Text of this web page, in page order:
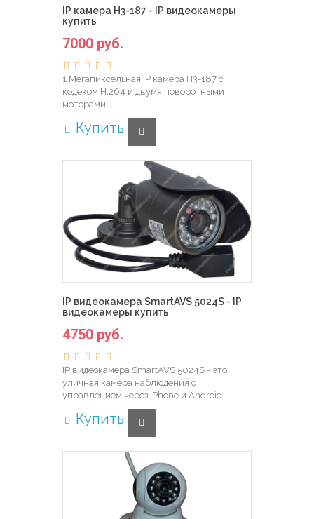
IP камера H3-187 - IP видеокамеры
купить
7000 руб.
1 Мегапиксельная IP камера H3-187 с
кодеком H.264 и двумя поворотными
моторами..
Купить
IP видеокамера SmartAVS 5024S - IP
видеокамеры купить
4750 руб.
IP видеокамера SmartAVS 5024S - это
уличная камера наблюдения с
управлением через iPhone и Android
Купить